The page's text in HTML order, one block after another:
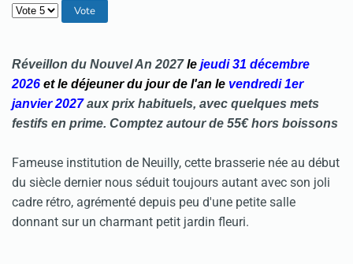
Veuillez voter
Réveillon du Nouvel An 2027le jeudi 31 décembre
2026 et le déjeuner du jour de l'an le vendredi 1er
janvier 2027aux prix habituels, avec quelques mets
festifs en prime. Comptez autour de 55€ hors boissons
Fameuse institution de Neuilly, cette brasserie née au début
du siècle dernier nous séduit toujours autant avec son joli
cadre rétro, agrémenté depuis peu d'une petite salle
donnant sur un charmant petit jardin fleuri.